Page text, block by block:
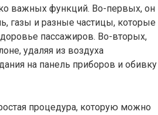
важных функций. Во-первых, он
газы и разные частицы, которые
пассажиров. Во-вторых,
удаляя из воздуха
на панель приборов и обивку
процедура, которую можно